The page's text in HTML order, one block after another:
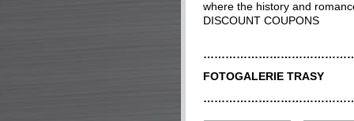
where the history and
DISCOUNT COUPONS
FOTOGALERIE TRASY